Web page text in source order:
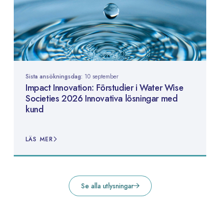
Sista ansökningsdag: 10 september
Impact Innovation: Förstudier i Water Wise
Societies 2026 Innovativa lösningar med
kund
LÄS MER
Se alla utlysningar